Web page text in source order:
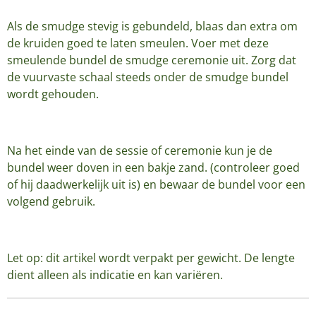
Als de smudge stevig is gebundeld, blaas dan extra om
de kruiden goed te laten smeulen. Voer met deze
smeulende bundel de smudge ceremonie uit. Zorg dat
de vuurvaste schaal steeds onder de smudge bundel
wordt gehouden.
Na het einde van de sessie of ceremonie kun je de
bundel weer doven in een bakje zand. (controleer goed
of hij daadwerkelijk uit is) en bewaar de bundel voor een
volgend gebruik.
Let op: dit artikel wordt verpakt per gewicht. De lengte
dient alleen als indicatie en kan variëren.